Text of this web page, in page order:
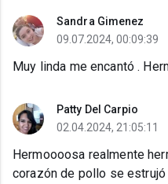
Sandra Gimenez
09.07.2024, 00:09:39
Muy linda me encantó .
Patty Del Carpio
02.04.2024, 21:05:11
Hermoooosa realmente
corazón de pollo se